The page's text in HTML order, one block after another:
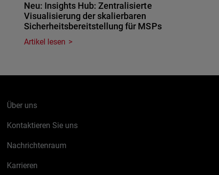
Neu: Insights Hub: Zentralisierte
Visualisierung der skalierbaren
Sicherheitsbereitstellung für MSPs
Artikel lesen
Über uns
Kontaktieren Sie uns
Nachrichtenraum
Karrieren